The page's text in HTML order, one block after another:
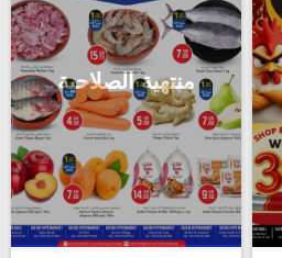
منتهية الصلاحية